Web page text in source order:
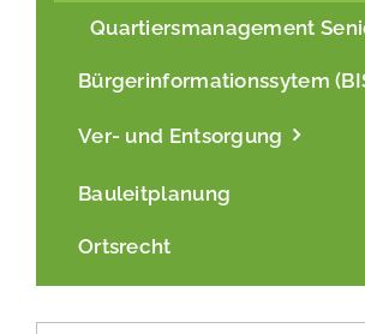
Quartiersmanagement
Bürgerinformationssytem
Ver- und Entsorgung
Bauleitplanung
Ortsrecht